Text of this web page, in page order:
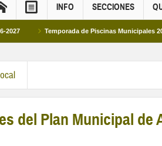
INFO SECCIONES
Temporada de Piscinas Municipales 2026
del Plan Municipal de